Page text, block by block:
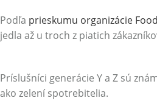
Podľa prieskumu organizácie
jedla až u troch z piatich
Príslušníci generácie Y a Z sú
ako zelení spotrebitelia.